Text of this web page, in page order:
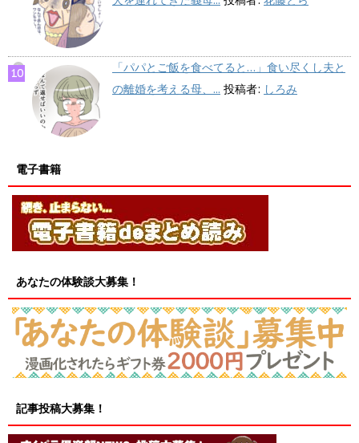
「パパとご飯を食べてると…」食い尽くし夫と
の離婚を考える母、... 投稿者: しろみ
電子書籍
あなたの体験談大募集！
記事投稿大募集！